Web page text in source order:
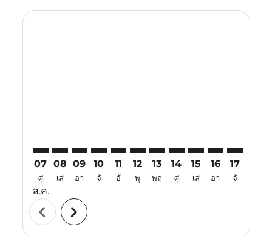
07
ศุ
ส.ค.
08
เส
09
อา
10
จั
11
อั
12
พุ
13
พฤ
14
ศุ
15
เส
16
อา
17
จั
chevron_left chevron_right